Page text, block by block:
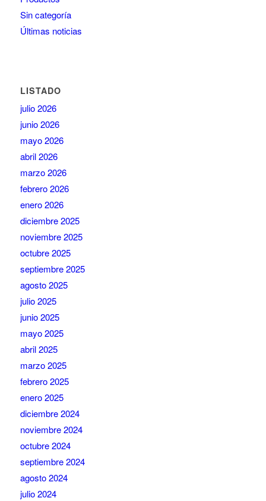
Sin categoría
Últimas noticias
LISTADO
julio 2026
junio 2026
mayo 2026
abril 2026
marzo 2026
febrero 2026
enero 2026
diciembre 2025
noviembre 2025
octubre 2025
septiembre 2025
agosto 2025
julio 2025
junio 2025
mayo 2025
abril 2025
marzo 2025
febrero 2025
enero 2025
diciembre 2024
noviembre 2024
octubre 2024
septiembre 2024
agosto 2024
julio 2024